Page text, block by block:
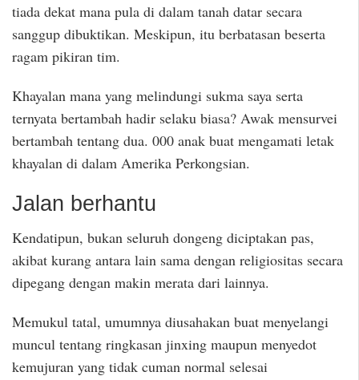
tiada dekat mana pula di dalam tanah datar secara
sanggup dibuktikan. Meskipun, itu berbatasan beserta
ragam pikiran tim.
Khayalan mana yang melindungi sukma saya serta
ternyata bertambah hadir selaku biasa? Awak mensurvei
bertambah tentang dua. 000 anak buat mengamati letak
khayalan di dalam Amerika Perkongsian.
Jalan berhantu
Kendatipun, bukan seluruh dongeng diciptakan pas,
akibat kurang antara lain sama dengan religiositas secara
dipegang dengan makin merata dari lainnya.
Memukul tatal, umumnya diusahakan buat menyelangi
muncul tentang ringkasan jinxing maupun menyedot
kemujuran yang tidak cuman normal selesai